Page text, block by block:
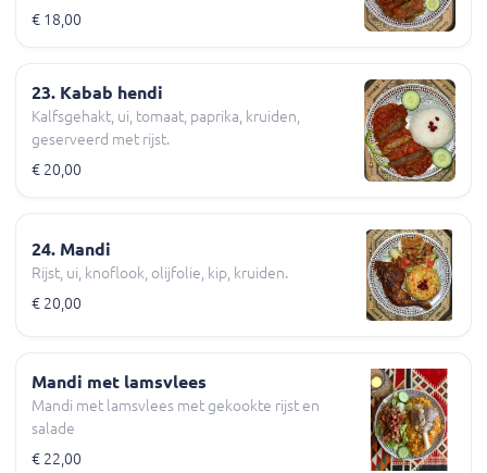
€ 18,00
23. Kabab hendi
Kalfsgehakt, ui, tomaat, paprika, kruiden,
geserveerd met rijst.
€ 20,00
24. Mandi
Rijst, ui, knoflook, olijfolie, kip, kruiden.
€ 20,00
Mandi met lamsvlees
Mandi met lamsvlees met gekookte rijst en
salade
€ 22,00